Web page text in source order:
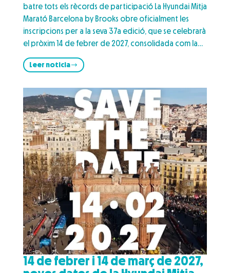
batre tots els rècords de participació La Hyundai Mitja
Marató Barcelona by Brooks obre oficialment les
inscripcions per a la seva 37a edició, que se celebrarà
el pròxim 14 de febrer de 2027, consolidada com la…
Leer noticia
14 de febrer i 14 de març de 2027,